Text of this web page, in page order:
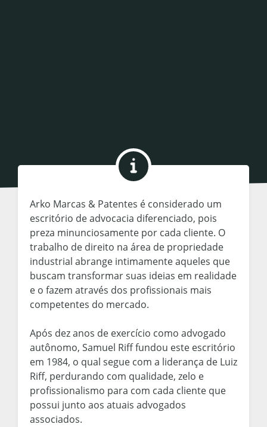
Arko Marcas & Patentes é considerado um
escritório de advocacia diferenciado, pois
preza minunciosamente por cada cliente. O
trabalho de direito na área de propriedade
industrial abrange intimamente aqueles que
buscam transformar suas ideias em realidade
e o fazem através dos profissionais mais
competentes do mercado.
Após dez anos de exercício como advogado
autônomo, Samuel Riff fundou este escritório
em 1984, o qual segue com a liderança de Luiz
Riff, perdurando com qualidade, zelo e
profissionalismo para com cada cliente que
possui junto aos atuais advogados
associados.